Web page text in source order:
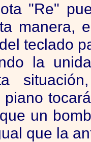
"Re"
manera,
teclado
la
un
que la